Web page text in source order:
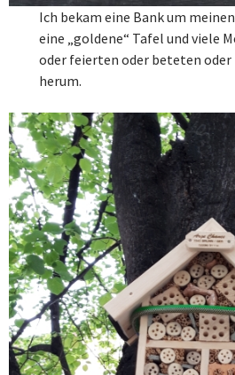
Ich bekam eine Bank um
eine „goldene“ Tafel und viele
oder feierten oder beteten
herum.